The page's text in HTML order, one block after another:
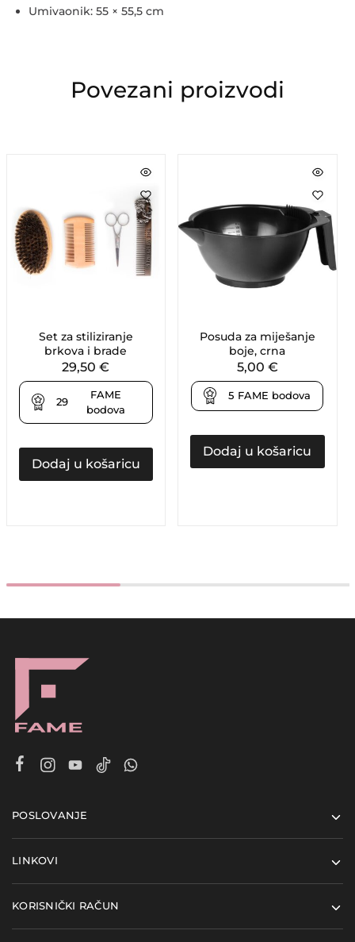
Umivaonik: 55 × 55,5 cm
Povezani proizvodi
Set za stiliziranje
brkova i brade
29,50€
29
FAME
bodova
Dodaj u košaricu
Posuda za miješanje
boje, crna
5,00 €
5 FAME bodova
Dodaj u košaricu
POSLOVANJE
LINKOVI
KORISNIČKI RAČUN